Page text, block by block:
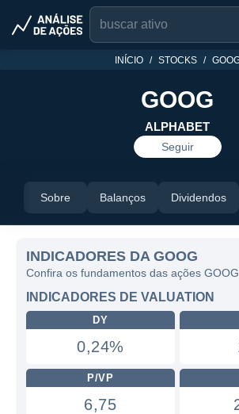
INÍCIO STOCKS
GOOG
ALPHABET
Seguir
Sobre Balanços Dividendos
INDICADORES DA GOOG
Confira os fundamentos das ações GOOG
INDICADORES DE VALUATION
DY
0,24%
P/VP
6,75